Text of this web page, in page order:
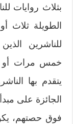
بثلاث روايات
الطويلة ثلاث
للناشرين
خمس مرات أو
يتقدم بها
الجائزة على
فوق حصتهم،